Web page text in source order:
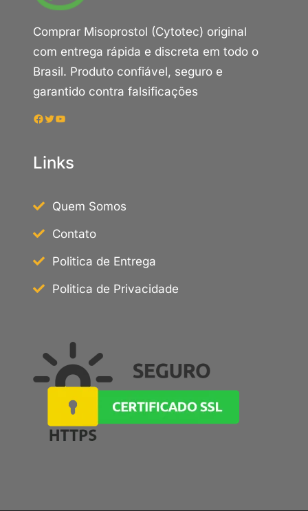
Comprar Misoprostol (Cytotec) original
com entrega rápida e discreta em todo o
Brasil. Produto confiável, seguro e
garantido contra falsificações
Facebook Twitter Youtube
Links
Quem Somos
Contato
Politica de Entrega
Politica de Privacidade